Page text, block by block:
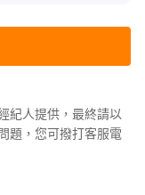
紀人提供，最終請以
題，您可撥打客服電